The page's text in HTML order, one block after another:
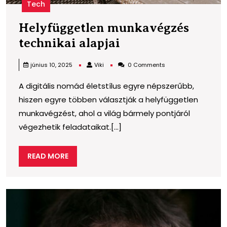
Tech
Helyfüggetlen munkavégzés
technikai alapjai
alapjai
június 10, 2025 Viki Viki 0 Comments
A digitális nomád életstílus egyre népszerűbb,
hiszen egyre többen választják a helyfüggetlen
munkavégzést, ahol a világ bármely pontjáról
végezhetik feladataikat.[...]
READ MOREREAD
MORE